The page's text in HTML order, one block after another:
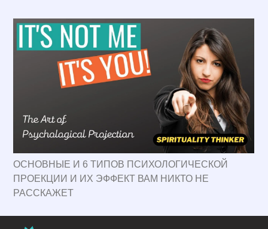
ОСНОВНЫЕ И 6 ТИПОВ ПСИХОЛОГИЧЕСКОЙ
ПРОЕКЦИИ И ИХ ЭФФЕКТ ВАМ НИКТО НЕ
РАССКАЖЕТ